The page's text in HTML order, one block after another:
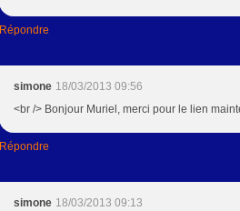
Répondre
simone 18/03/2013 09:56
<br /> Bonjour Muriel, merci pour le lien
Répondre
simone 18/03/2013 09:13